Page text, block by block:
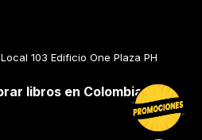
103 Edificio One Plaza PH
libros en Colombia